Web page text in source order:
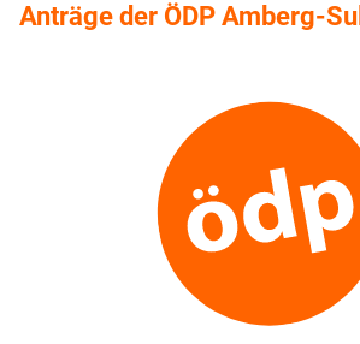
Anträge der ÖDP Amberg-